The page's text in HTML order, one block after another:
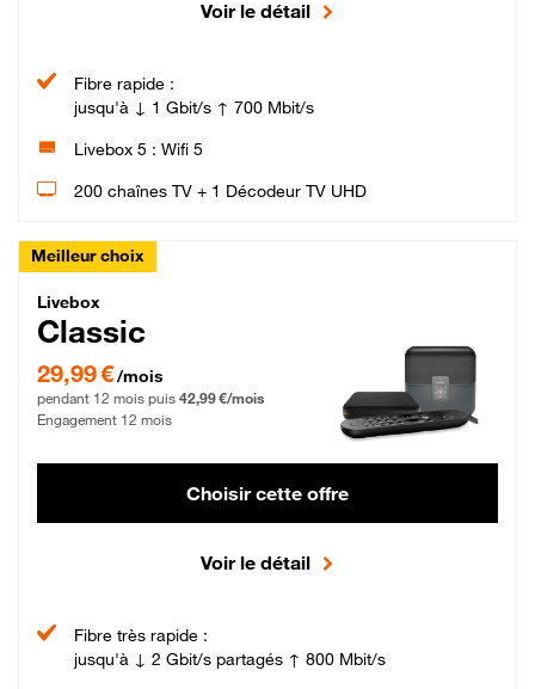
Voir le détail
Fibre rapide :
jusqu'à ↓ 1 Gbit/s ↑ 700 Mbit/s
Livebox 5 : Wifi 5
200 chaînes TV + 1 Décodeur TV UHD
Meilleur choix
Livebox Classic Fibre
Livebox
Classic
29,99 € par mois pendant 12 mois puis 42,99 € par mois, Engagement 12 mois
29,99 €/mois
pendant 12 mois puis 42,99 €/mois
Engagement 12 mois
Choisir cette offre
Voir le détail
Fibre très rapide :
jusqu'à ↓ 2 Gbit/s partagés ↑ 800 Mbit/s